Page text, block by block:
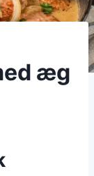
æg